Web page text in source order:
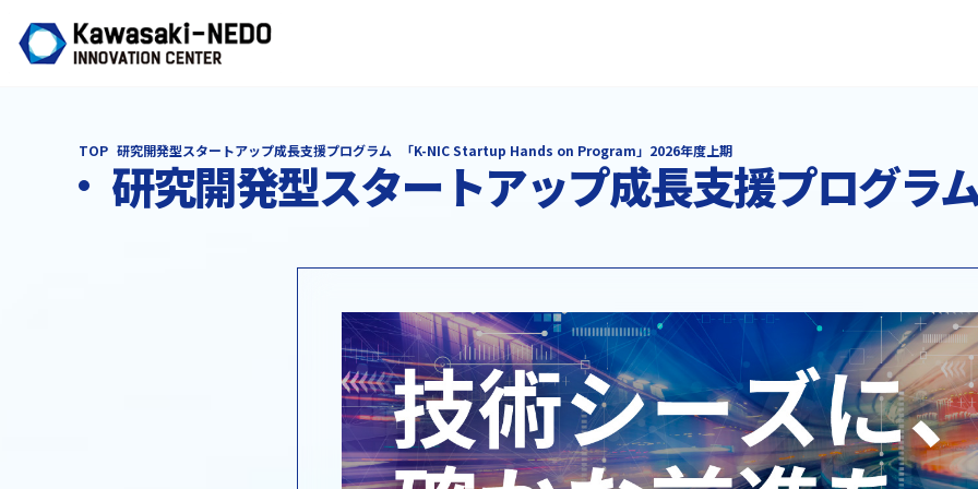
TOP 研究開発型スタートアップ成長支援プログラム 「K-NIC Startup Hands on Program」2026年度上期
研究開発型スタートアップ成長支援プログラ